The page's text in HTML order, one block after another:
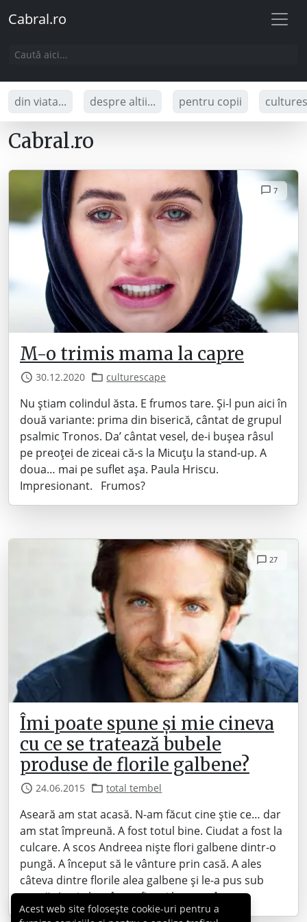
Cabral.ro
din viata... despre altii... pentru copii
Cabral.ro
7
M-o trimis mama la capre
30.12.2020 culturescape
Nu știam colindul ăsta. E frumos tare. Și-l pun aici în
două variante: prima din biserică, cântat de grupul
psalmic Tronos. Da’ cântat vesel, de-i bușea râsul
pe preoței de ziceai că-s la Micuțu la stand-up. A
doua… mai pe suflet așa. Paula Hriscu.
Impresionant. Frumos?
27
Îmi poate spune și mie cineva
cu ce se tratează bubele
produse de florile galbene?
24.06.2015 total tembel
Aseară am stat acasă. N-am făcut cine știe ce… dar
am stat împreună. A fost totul bine. Ciudat a fost la
culcare. A scos Andreea niște flori galbene dintr-o
pungă. A început să le vânture prin casă. A ales
câteva dintre florile alea galbene și le-a pus sub
pernă. Apoi alte câteva fire și le-a pus în…
Acest web site folosește cookie-uri pentru a